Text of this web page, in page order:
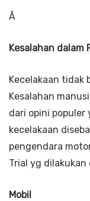
Â
Kesalahan dalam
Kecelakaan tidak
Kesalahan
dari opini populer
kecelakaan
pengendara
Trial yg
Mobil